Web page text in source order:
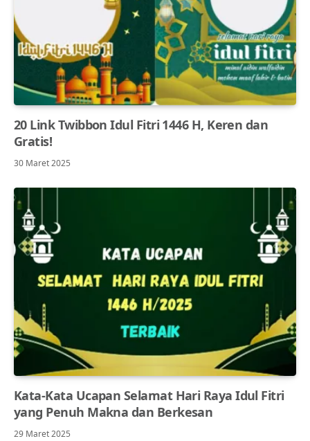
20 Link Twibbon Idul Fitri 1446 H, Keren dan
Gratis!
30 Maret 2025
Kata-Kata Ucapan Selamat Hari Raya Idul Fitri
yang Penuh Makna dan Berkesan
29 Maret 2025